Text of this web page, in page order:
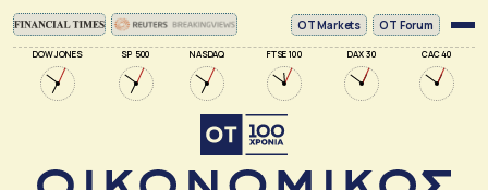
DOW JONES SP 500 NASDAQ FTSE 100 DAX 30 CAC 40
ΟΤ Markets OT Forum